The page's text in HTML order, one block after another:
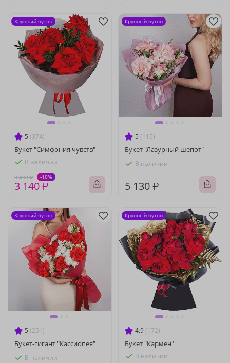
5 (374)
Букет "Симфония чувств"
В наличии
3 490 ₽ -10%
3 140 ₽
Крупный бутон
5 (115)
Букет "Лазурный шепот"
В наличии
5 130 ₽
Крупный бутон
5 (251)
Букет-гигант "Кассиопея"
В наличии
Крупный бутон
4.9 (172)
Букет "Кармен"
В наличии
Крупный бутон